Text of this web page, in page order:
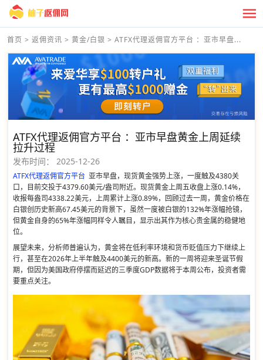
首页 > 返佣资讯 > 黄金/白银 > ATFX代理返佣官方平台 ：亚市早盘...
ATFX代理返佣官方平台 ：亚市早盘黄金上周延续
拉升过程
发布时间： 2025-12-26
ATFX代理返佣官方平台 亚市早盘，现货黄金强势上涨，一度触及4380关
口，目前交投于4379.60美元/盎司附近。现货黄金上周五收盘上涨0.14%，
收报每盎司4338.22美元，上周累计上涨0.89%，回顾过去一周，黄金价格在
白银创历史新高67.45美元的背景下，虽然一度被白银的132%年涨幅抢镜，
但黄金自身的65%年涨幅同样令人瞩目，显示出其作为核心贵金属的稳健地
位。
展望未来，分析师普遍认为，黄金将在低利率环境和货币贬值压力下继续上
行，甚至在2026年上半年触及4400美元的新高。新的一周将迎来圣诞节假
期，但因为美国政府停摆而延迟的三季度GDP数据将于本周公布，投资者需
要重点关注。